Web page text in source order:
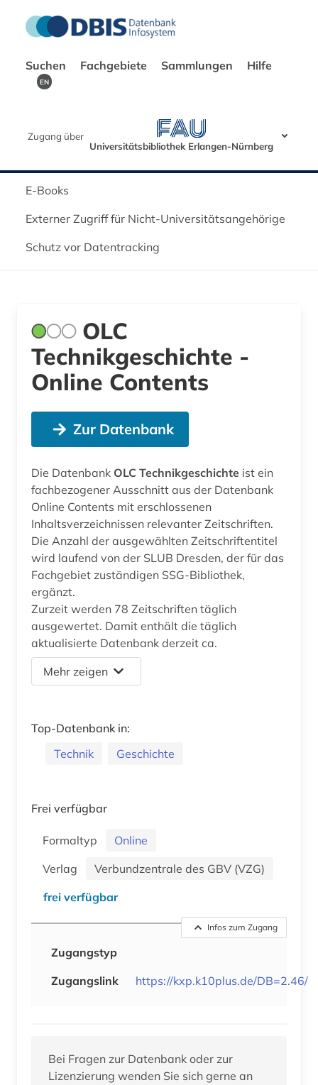
Suchen Fachgebiete Sammlungen Hilfe
EN
Zugang über
Universitätsbibliothek Erlangen-Nürnberg
E-Books
Externer Zugriff für Nicht-Universitätsangehörige
Schutz vor Datentracking
OLC
Technikgeschichte -
Online Contents
Zur Datenbank
Die Datenbank OLC Technikgeschichte ist ein
fachbezogener Ausschnitt aus der Datenbank
Online Contents mit erschlossenen
Inhaltsverzeichnissen relevanter Zeitschriften.
Die Anzahl der ausgewählten Zeitschriftentitel
wird laufend von der SLUB Dresden, der für das
Fachgebiet zuständigen SSG-Bibliothek,
ergänzt.
Zurzeit werden 78 Zeitschriften täglich
ausgewertet. Damit enthält die täglich
aktualisierte Datenbank derzeit ca.
Mehr zeigen
Top-Datenbank in:
Technik
Geschichte
Frei verfügbar
Formaltyp
Online
Verlag
Verbundzentrale des GBV (VZG)
frei verfügbar
Infos zum Zugang
Zugangstyp
Zugangslink
https://kxp.k10plus.de/DB=2.46/
Bei Fragen zur Datenbank oder zur
Lizenzierung wenden Sie sich gerne an